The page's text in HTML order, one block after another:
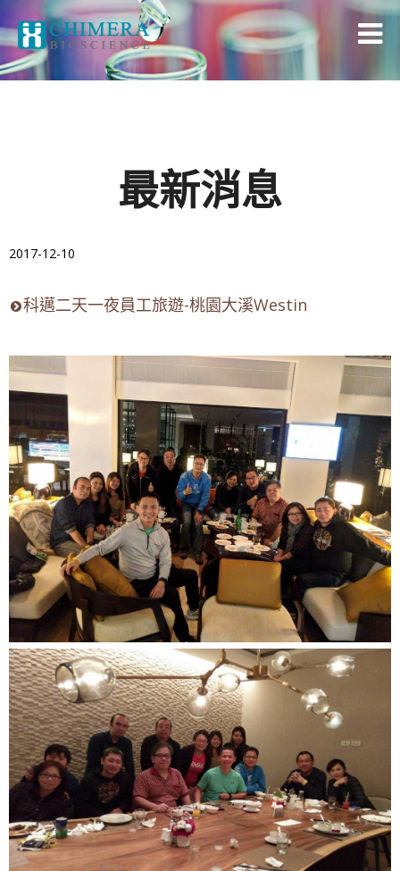
最新消息
2017-12-10
科邁二天一夜員工旅遊-桃園大溪Westin